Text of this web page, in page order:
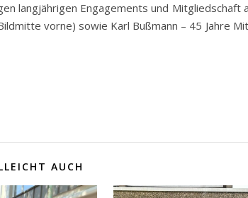
langjährigen Engagements und Mitgliedschaft
vorne) sowie Karl Bußmann – 45 Jahre
AUCH